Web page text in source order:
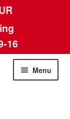
16
Menu